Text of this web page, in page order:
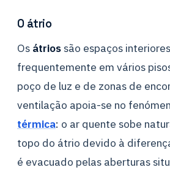
O átrio
Os átriossão espaços
frequentemente em vários
poço de luz e de zonas de
ventilação apoia-se no
térmica: o ar quente sobe
topo do átrio devido à
é evacuado pelas aberturas